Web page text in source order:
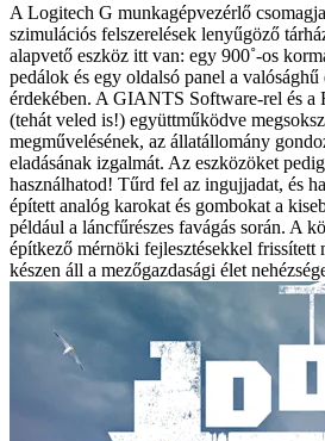
A Logitech G munkagépvezérlő
szimulációs felszerelések lenyűgöző
alapvető eszköz itt van: egy 900˚-os
pedálok és egy oldalsó panel a valósághű
érdekében. A GIANTS Software-rel és a
(tehát veled is!) együttműködve
megművelésének, az állatállomány
eladásának izgalmát. Az eszközöket
használhatod! Tűrd fel az ingujjadat, és
épített analóg karokat és gombokat a
például a láncfűrészes favágás során. A
építkező mérnöki fejlesztésekkel frissített
készen áll a mezőgazdasági élet